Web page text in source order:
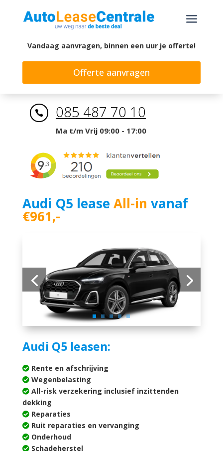
a
Vandaag aanvragen, binnen een uur je offerte!
Offerte aanvragen
 085 487 70 10
Ma t/m Vrij 09:00 - 17:00
Audi Q5 lease All-in vanaf
€961,-
Audi Q5 leasen:
Rente en afschrijving
Wegenbelasting
All-risk verzekering inclusief inzittenden
dekking
Reparaties
Ruit reparaties en vervanging
Onderhoud
Schadeherstel